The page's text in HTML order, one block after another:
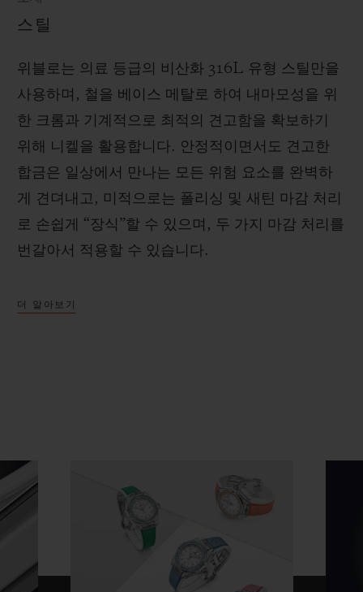
스틸
위블로는 의료 등급의 비산화 316L 유형 스틸만을
사용하며, 철을 베이스 메탈로 하여 내마모성을 위
한 크롬과 기계적으로 최적의 견고함을 확보하기
위해 니켈을 활용합니다. 안정적이면서도 견고한
합금은 일상에서 만나는 모든 위험 요소를 완벽하
게 견뎌내고, 미적으로는 폴리싱 및 새틴 마감 처리
로 손쉽게 “장식”할 수 있으며, 두 가지 마감 처리를
번갈아서 적용할 수 있습니다.
더 알아보기